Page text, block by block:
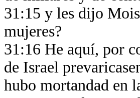
31:15 y les dijo
mujeres?
31:16 He aquí, por
de Israel
hubo mortandad en